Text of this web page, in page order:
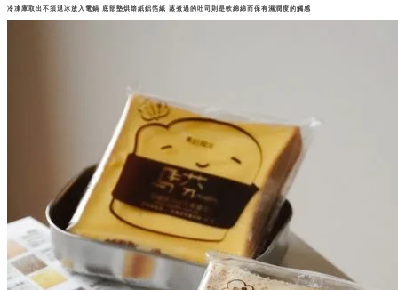
冷凍庫取出不須退冰放入電鍋 底部墊烘焙紙鋁箔紙 蒸煮過的吐司則是軟綿綿而保有濕潤度的觸感